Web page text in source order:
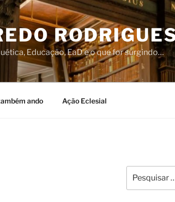
Educação, EaD e o que for surgindo…
ando Ação Eclesial
por: